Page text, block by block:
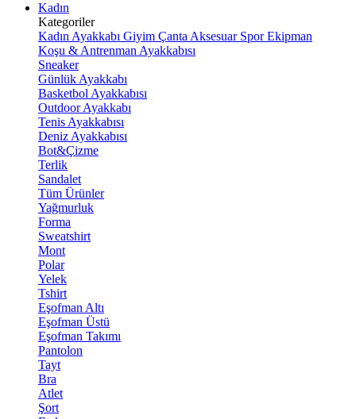
Kadın
Kategoriler
Kadın Ayakkabı Giyim Çanta Aksesuar Spor Ekipman
Koşu & Antrenman Ayakkabısı
Sneaker
Günlük Ayakkabı
Basketbol Ayakkabısı
Outdoor Ayakkabı
Tenis Ayakkabısı
Deniz Ayakkabısı
Bot&Çizme
Terlik
Sandalet
Tüm Ürünler
Yağmurluk
Forma
Sweatshirt
Mont
Polar
Yelek
Tshirt
Eşofman Altı
Eşofman Üstü
Eşofman Takımı
Pantolon
Tayt
Bra
Atlet
Şort